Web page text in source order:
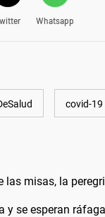
Whatsapp
covid-19
misas, la
y se esperan